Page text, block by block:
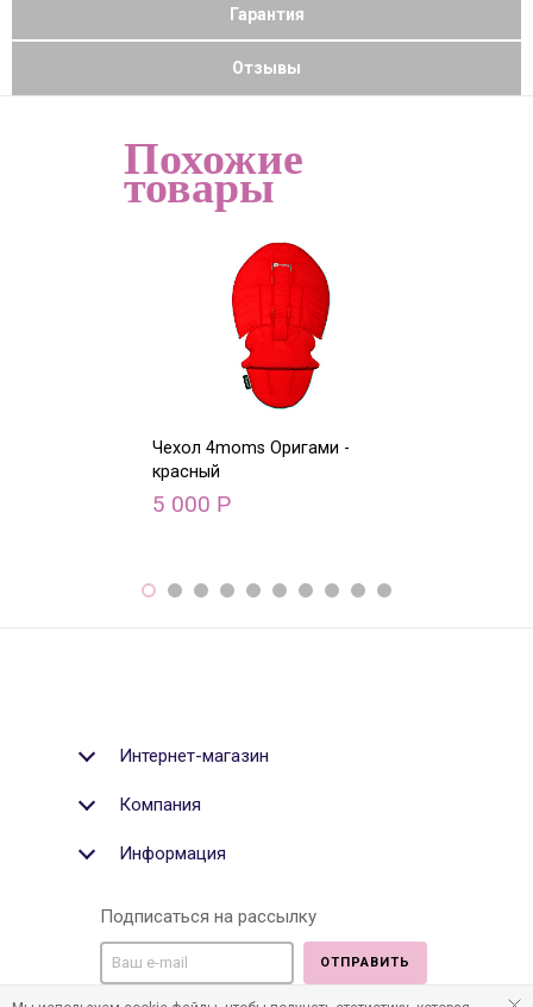
Гарантия
Отзывы
Похожие
товары
Чехол 4moms Оригами -
красный
5 000 Р
Интернет-магазин
Компания
Информация
Подписаться на рассылку
ОТПРАВИТЬ